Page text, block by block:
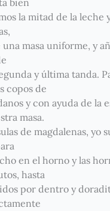
bien
la mitad de la leche
masa uniforme, y
y última tanda.
copos de
y con ayuda de la
masa.
de magdalenas, yo
en el horno y las
hasta
por dentro y